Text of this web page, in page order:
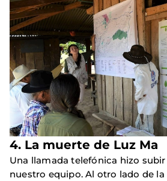
4. La muerte de Luz Ma
Una llamada telefónica hizo
nuestro equipo. Al otro lado de la